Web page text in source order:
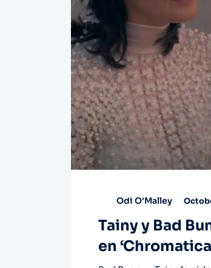
Odi O'Malley
Tainy y Bad
en